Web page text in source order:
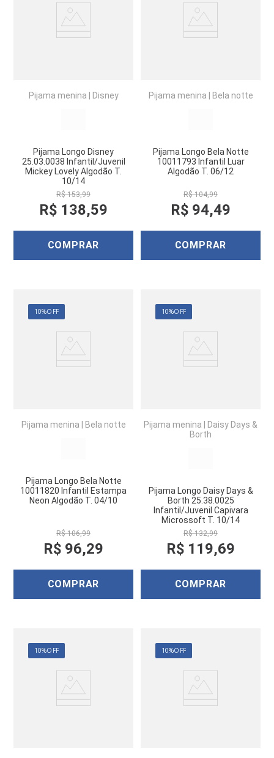
Pijama menina Disney
Pijama Longo Disney
25.03.0038 Infantil/Juvenil
Mickey Lovely Algodão T.
10/14
R$ 153,99
R$ 138,59
COMPRAR
Pijama menina Bela notte
Pijama Longo Bela Notte
10011793 Infantil Luar
Algodão T. 06/12
R$ 104,99
R$ 94,49
COMPRAR
Pijama menina Bela notte
Pijama Longo Bela Notte
10011820 Infantil Estampa
Neon Algodão T. 04/10
10%OFF
R$ 106,99
R$ 96,29
COMPRAR
Pijama menina
Daisy Days &
Borth
Pijama Longo Daisy Days &
Borth 25.38.0025
Infantil/Juvenil Capivara
Microssoft T. 10/14
10%OFF
R$ 132,99
R$ 119,69
COMPRAR
10%OFF 10%OFF